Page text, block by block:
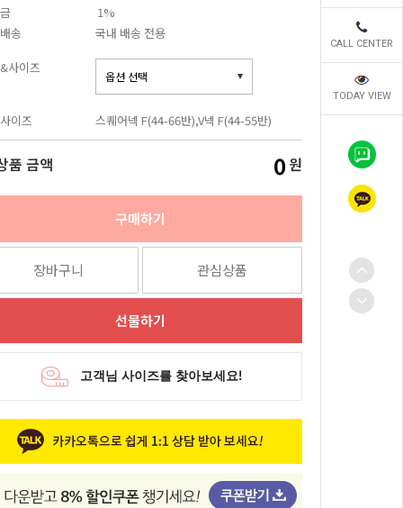
CALL CENTER
TODAY VIEW
1%
송
국내 배송 전용
사이즈
이즈 스퀘어넥 F(44-66반),V넥 F(44-55반)
품 금액 0 원
구매하기
장바구니 관심상품
선물하기